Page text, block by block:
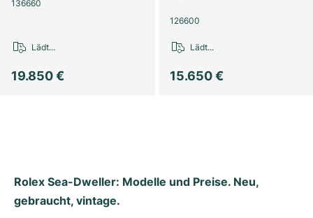
136660
19.850 €
Lädt...
126600
15.650 €
Lädt...
Rolex Sea-Dweller: Modelle und Preise. Neu,
gebraucht, vintage.